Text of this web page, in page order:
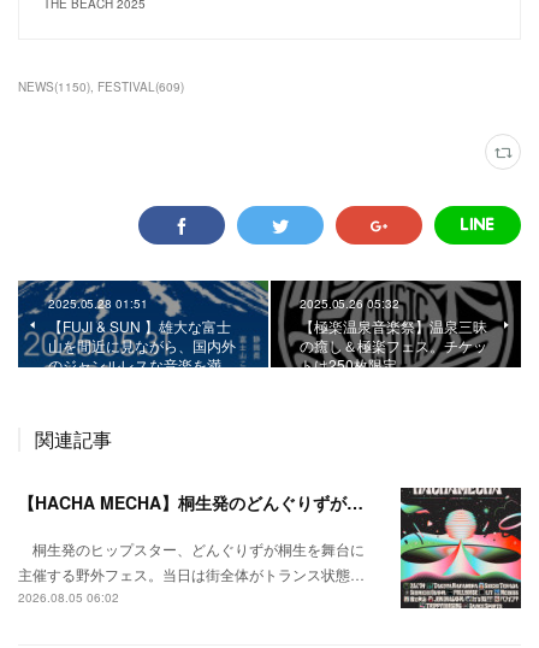
THE BEACH 2025
NEWS(1150) FESTIVAL(609)
2025.05.28 01:51
【FUJI & SUN 】雄大な富士
山を間近に見ながら、国内外
のジャンルレスな音楽を満…
2025.05.26 05:32
【極楽温泉音楽祭】温泉三昧
の癒し＆極楽フェス。チケッ
トは250枚限定。
関連記事
【HACHA MECHA】桐生発のどんぐりずが桐生をハチャメチャに彩る。
桐生発のヒップスター、どんぐりずが桐生を舞台に
主催する野外フェス。当日は街全体がトランス状態…
2026.08.05 06:02